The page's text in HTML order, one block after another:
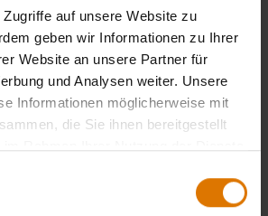
auf unsere Website zu
geben wir Informationen zu Ihrer
Website an unsere Partner für
und Analysen weiter. Unsere
Informationen möglicherweise mit
die Sie ihnen bereitgestellt
Mehr Informationen